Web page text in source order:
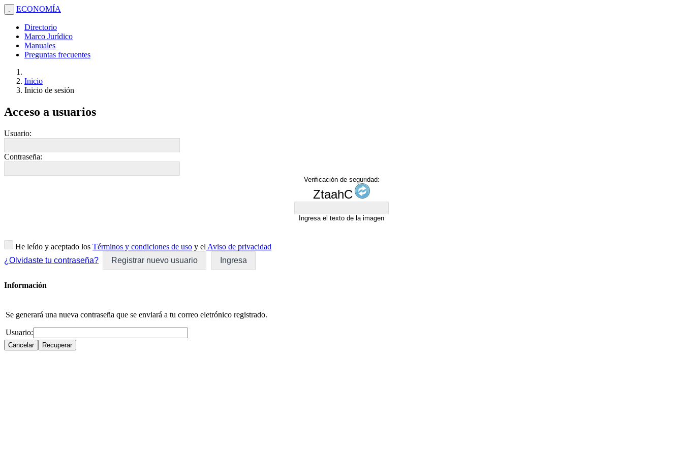
. ECONOMÍA
Directorio
Marco Jurídico
Manuales
Preguntas frecuentes
Inicio
Inicio de sesión
Acceso a usuarios
Usuario:
Contraseña:
Verificación de seguridad:
ZtaahC
Ingresa el texto de la imagen
He leído y aceptado los Términos y condiciones de uso y el Aviso de privacidad
¿Olvidaste tu contraseña?
Registrar nuevo usuario Ingresa
Información
Se generará una nueva contraseña que se enviará a tu correo eletrónico registrado.
Usuario: